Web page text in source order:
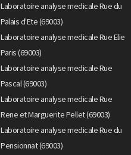
Laboratoire analyse medicale Rue du
Palais d'Ete (69003)
Laboratoire analyse medicale Rue Elie
Paris (69003)
Laboratoire analyse medicale Rue
Pascal (69003)
Laboratoire analyse medicale Rue
Rene et Marguerite Pellet (69003)
Laboratoire analyse medicale Rue du
Pensionnat (69003)